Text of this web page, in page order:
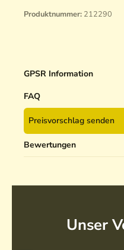
Produktnummer: 212290
GPSR Information
FAQ
Preisvorschlag senden
Bewertungen
Unser